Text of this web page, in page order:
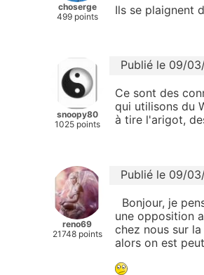
choserge
499 points
Ils se plaignent
snoopy80
1025 points
Publié le 09/
Ce sont des
qui utilisons du
à tire l'arigot,
reno69
21748 points
Publié le 09/
Bonjour, je
une opposition
chez nous sur
alors on est